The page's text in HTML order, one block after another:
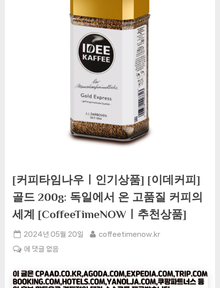
[커피타임나우ㅣ인기상품] [이데커피]
골드 200g: 독일에서 온 고품질 커피의
세계 [CoffeeTimeNOWㅣ추천상품]
Posted
on
2024년 05월 20일 By
coffeetimenow.kr
[커
타
임
에 댓글 없음